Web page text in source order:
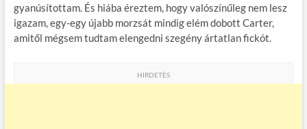
gyanúsítottam. És hiába éreztem, hogy valószínűleg nem lesz
igazam, egy-egy újabb morzsát mindig elém dobott Carter,
amitől mégsem tudtam elengedni szegény ártatlan fickót.
HIRDETÉS